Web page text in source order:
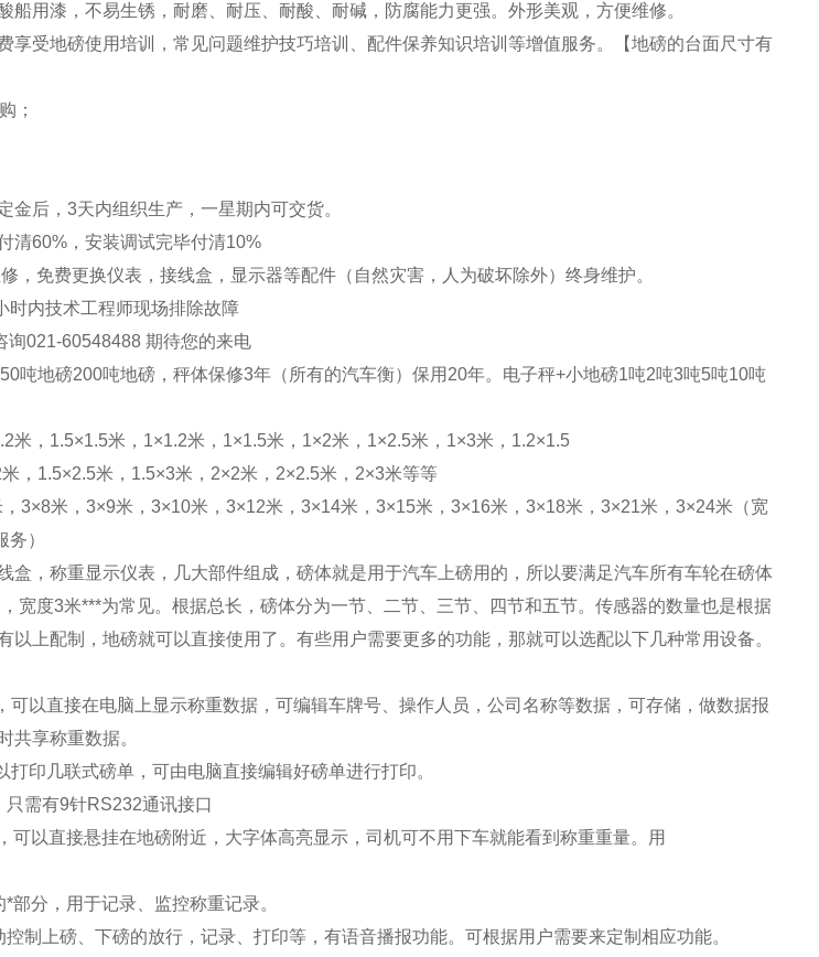
船用漆，不易生锈，耐磨、耐压、耐酸、耐碱，防腐能力更强。外形美观，方便维修。
享受地磅使用培训，常见问题维护技巧培训、配件保养知识培训等增值服务。【地磅的台面尺寸有
；
金后，3天内组织生产，一星期内可交货。
清60%，安装调试完毕付清10%
，免费更换仪表，接线盒，显示器等配件（自然灾害，人为破坏除外）终身维护。
时内技术工程师现场排除故障
询021-60548488期待您的来电
吨地磅200吨地磅，秤体保修3年（所有的汽车衡）保用20年。电子秤+小地磅1吨2吨3吨5吨10吨
米，1.5×1.5米，1×1.2米，1×1.5米，1×2米，1×2.5米，1×3米，1.2×1.5
，1.5×2.5米，1.5×3米，2×2米，2×2.5米，2×3米等等
3×8米，3×9米，3×10米，3×12米，3×14米，3×15米，3×16米，3×18米，3×21米，3×24米（宽
）
盒，称重显示仪表，几大部件组成，磅体就是用于汽车上磅用的，所以要满足汽车所有车轮在磅体
宽度3米***为常见。根据总长，磅体分为一节、二节、三节、四节和五节。传感器的数量也是根据
以上配制，地磅就可以直接使用了。有些用户需要更多的功能，那就可以选配以下几种常用设备。
可以直接在电脑上显示称重数据，可编辑车牌号、操作人员，公司名称等数据，可存储，做数据报
共享称重数据。
打印几联式磅单，可由电脑直接编辑好磅单进行打印。
只需有9针RS232通讯接口
可以直接悬挂在地磅附近，大字体高亮显示，司机可不用下车就能看到称重重量。用
部分，用于记录、监控称重记录。
控制上磅、下磅的放行，记录、打印等，有语音播报功能。可根据用户需要来定制相应功能。